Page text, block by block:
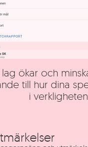
lag ökar och
till hur dina
i verkligheten.